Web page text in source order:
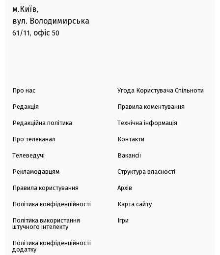
м.Київ,
вул. Володимирська
61/11, офіс 50
Про нас
Редакція
Редакційна політика
Про телеканал
Телеведучі
Рекламодавцям
Правила користування
Політика конфіденційності
Політика використання
штучного інтелекту
Політика конфіденційності
додатку
Угода Користувача Спільноти
Правила коментування
Технічна інформація
Контакти
Вакансії
Структура власності
Архів
Карта сайту
Ігри